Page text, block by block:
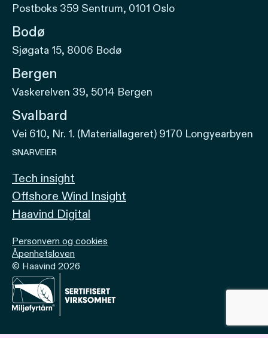
Postboks 359 Sentrum, 0101 Oslo
Bodø
Sjøgata 15, 8006 Bodø
Bergen
Vaskerelven 39, 5014 Bergen
Svalbard
Vei 610, Nr. 1. (Materiallageret) 9170 Longyearbyen
SNARVEIER
Tech insight
Offshore Wind Insight
Haavind Digital
Personvern og cookies
Åpenhetsloven
© Haavind 2026